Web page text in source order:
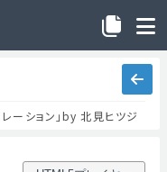
ーション」by 北見ヒツジ